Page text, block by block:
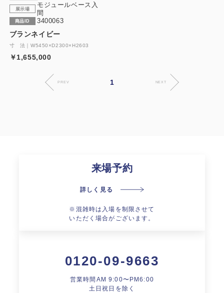
展示場
モジュールベース入
間
商品ID 3400063
ブランネイビー
寸 法｜W5450×D2300×H2603
￥1,655,000
PREV 1 NEXT
来場予約
詳しく見る
※混雑時は入場を制限させて
いただく場合がございます。
0120-09-9663
営業時間AM 9:00〜PM6:00
土日祝日を除く